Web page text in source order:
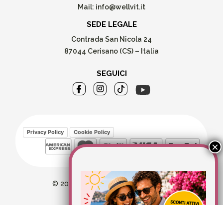
Mail: info@wellvit.it
SEDE LEGALE
Contrada San Nicola 24
87044 Cerisano (CS) – Italia
SEGUICI
Privacy Policy Cookie Policy
© 2026 Wellvit All Rights Reserved
Credits:Aries comunica